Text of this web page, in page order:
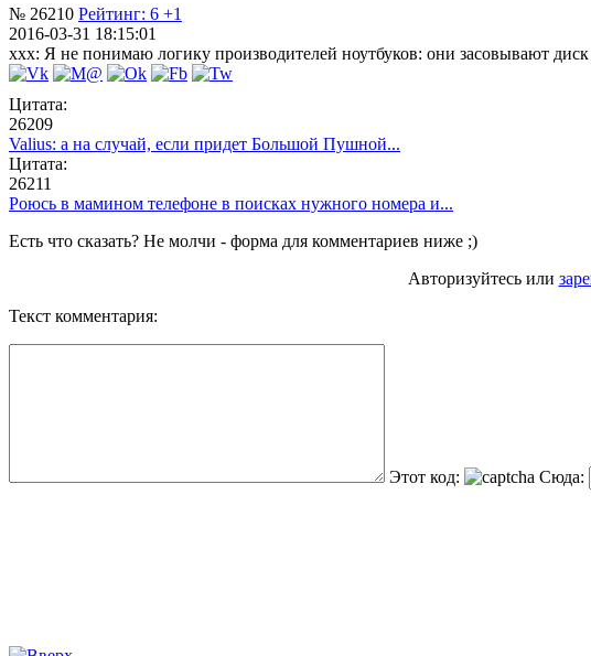
№ 26210 Рейтинг: 6 +1
2016-03-31 18:15:01
xxx: Я не понимаю логику производителей ноутбуков: они засовывают
Цитата:
26209
Valius: а на случай, если придет Большой Пушной...
Цитата:
26211
Роюсь в мамином телефоне в поисках нужного номера и...
Есть что сказать? Не молчи - форма для комментариев ниже ;)
Авторизуйтесь или
Текст комментария:
Этот код: Сюда: